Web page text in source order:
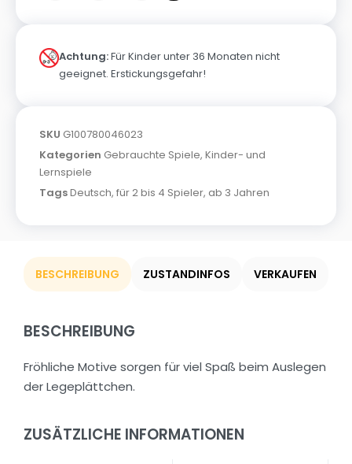
Achtung:Für Kinder unter 36 Monaten nicht
geeignet. Erstickungsgefahr!
SKU G100780046023
Kategorien Gebrauchte Spiele, Kinder- und
Lernspiele
TagsDeutsch, für 2 bis 4 Spieler, ab 3 Jahren
BESCHREIBUNG ZUSTANDINFOS VERKAUFEN
BESCHREIBUNG
Fröhliche Motive sorgen für viel Spaß beim Auslegen
der Legeplättchen.
ZUSÄTZLICHE INFORMATIONEN